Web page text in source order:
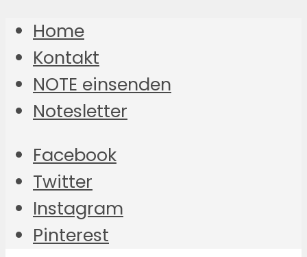
Home
Kontakt
NOTE einsenden
Notesletter
Facebook
Twitter
Instagram
Pinterest